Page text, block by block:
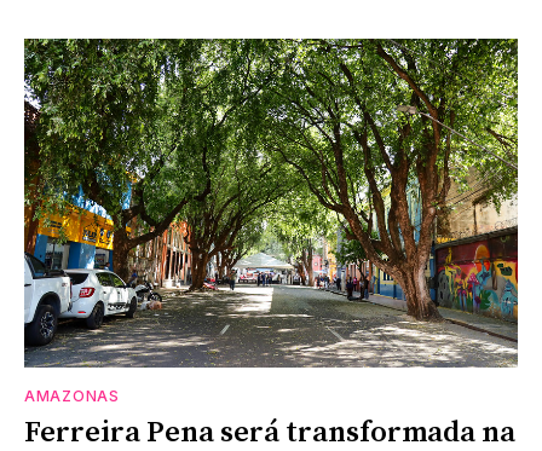
AMAZONAS
Ferreira Pena será transformada na